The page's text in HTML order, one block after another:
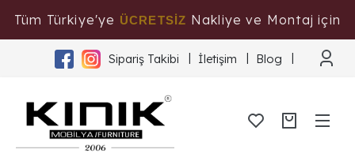
Tüm Türkiye'ye ÜCRETSİZ Nakliye ve Montaj için
Tıklayınız
Sipariş Takibi İletişim Blog